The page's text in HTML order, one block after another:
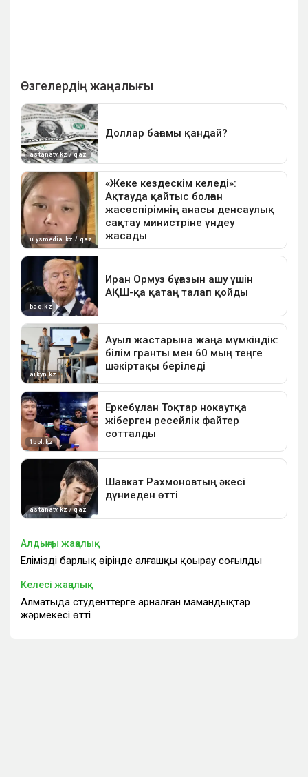
Алдыңғы жаңалық
Еліміздің барлық өңірінде алғашқы қоңырау соғылды
Келесі жаңалық
Алматыда студенттерге арналған мамандықтар
жәрмеңкесі өтті